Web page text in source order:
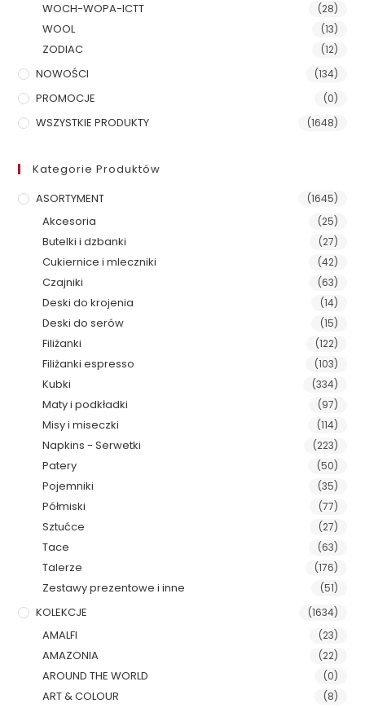
WOCH-WOPA-ICTT (28)
WOOL (13)
ZODIAC (12)
NOWOŚCI (134)
PROMOCJE (0)
WSZYSTKIE PRODUKTY (1648)
Kategorie Produktów
ASORTYMENT
(1645)
Akcesoria (25)
Butelki i dzbanki (27)
Cukiernice i mleczniki (42)
Czajniki (63)
Deski do krojenia (14)
Deski do serów (15)
Filiżanki (122)
Filiżanki espresso (103)
Kubki (334)
Maty i podkładki (97)
Misy i miseczki (114)
Napkins - Serwetki (223)
Patery (50)
Pojemniki (35)
Półmiski (77)
Sztućce (27)
Tace (63)
Talerze (176)
Zestawy prezentowe i inne (51)
KOLEKCJE (1634)
AMALFI (23)
AMAZONIA (22)
AROUND THE WORLD (0)
ART & COLOUR (8)